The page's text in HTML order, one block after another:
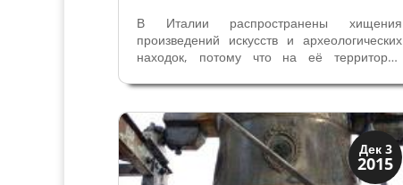
В Италии распространены хищения
произведений искусств и археологических
находок, потому что на её территории
культурных ценностей – свыше 50%
наследия человечества. Здесь и
археологические, и природные, и
произведения искусства. Этому...
Дек 3
2015
Мода и ремесла
Традиции